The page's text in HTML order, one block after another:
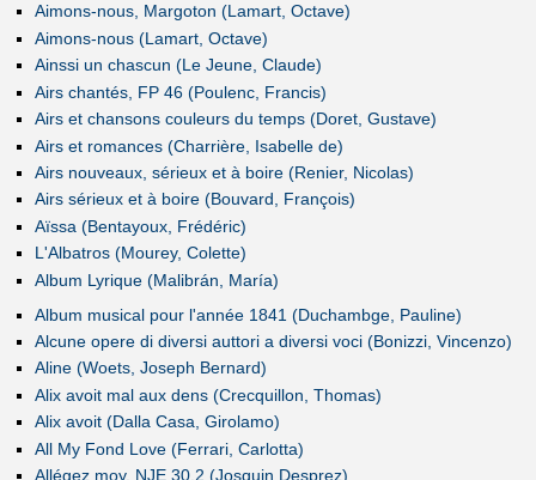
Aimons-nous, Margoton (Lamart, Octave)
Aimons-nous (Lamart, Octave)
Ainssi un chascun (Le Jeune, Claude)
Airs chantés, FP 46 (Poulenc, Francis)
Airs et chansons couleurs du temps (Doret, Gustave)
Airs et romances (Charrière, Isabelle de)
Airs nouveaux, sérieux et à boire (Renier, Nicolas)
Airs sérieux et à boire (Bouvard, François)
Aïssa (Bentayoux, Frédéric)
L'Albatros (Mourey, Colette)
Album Lyrique (Malibrán, María)
Album musical pour l'année 1841 (Duchambge, Pauline)
Alcune opere di diversi auttori a diversi voci (Bonizzi, Vincenzo)
Aline (Woets, Joseph Bernard)
Alix avoit mal aux dens (Crecquillon, Thomas)
Alix avoit (Dalla Casa, Girolamo)
All My Fond Love (Ferrari, Carlotta)
Allégez moy, NJE 30.2 (Josquin Desprez)